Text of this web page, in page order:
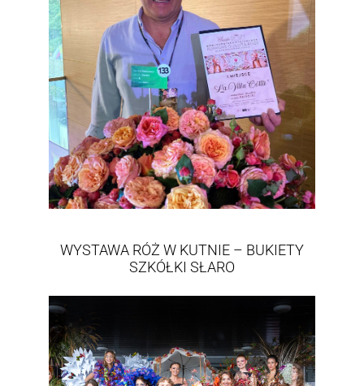
WYSTAWA RÓŻ W KUTNIE – BUKIETY
SZKÓŁKI SŁARO